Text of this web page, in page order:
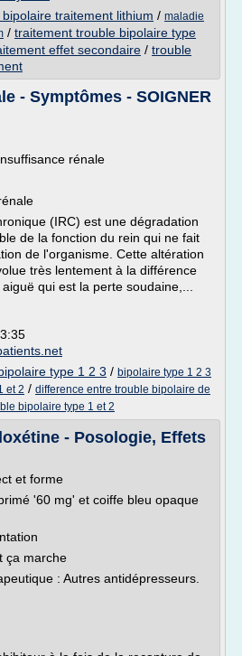
traitement lithium / maladie
/ traitement trouble bipolaire type
effet secondaire / trouble
- Symptômes - SOIGNER
rénale
(IRC) est une dégradation
de la fonction du rein qui ne fait
de l'organisme. Cette altération
très lentement à la différence
qui est la perte soudaine,...
type 1 2 3 / bipolaire type 1 2 3
et 2 / difference entre trouble bipolaire de
bipolaire type 1 et 2
- Posologie, Effets
et forme
'60 mg' et coiffe bleu opaque
ça marche
: Autres antidépresseurs.